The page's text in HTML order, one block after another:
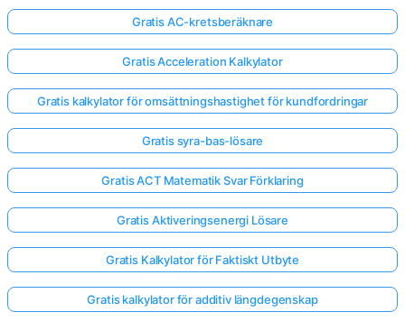
Gratis AC-kretsberäknare
Gratis Acceleration Kalkylator
Gratis kalkylator för omsättningshastighet för kundfordringar
Gratis syra-bas-lösare
Gratis ACT Matematik Svar Förklaring
Gratis Aktiveringsenergi Lösare
Gratis Kalkylator för Faktiskt Utbyte
Gratis kalkylator för additiv längdegenskap